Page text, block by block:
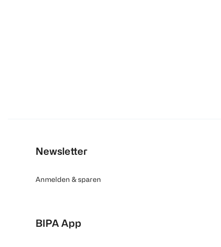
Newsletter
Anmelden & sparen
BIPA App